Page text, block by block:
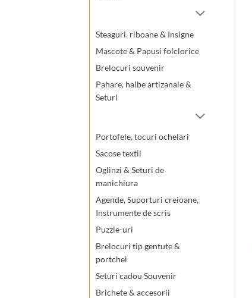
Steaguri. riboane & Insigne
Mascote & Papusi folclorice
Brelocuri souvenir
Pahare, halbe artizanale &
Seturi
Portofele, tocuri ochelari
Sacose textil
Oglinzi & Seturi de
manichiura
Agende, Suporturi creioane,
Instrumente de scris
Puzzle-uri
Brelocuri tip gentute &
portchei
Seturi cadou Souvenir
Brichete & accesorii